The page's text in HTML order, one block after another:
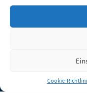
Cookie-